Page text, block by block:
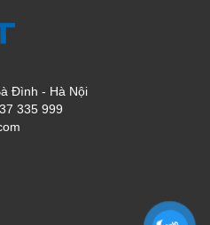
Đình - Hà Nội
335 999